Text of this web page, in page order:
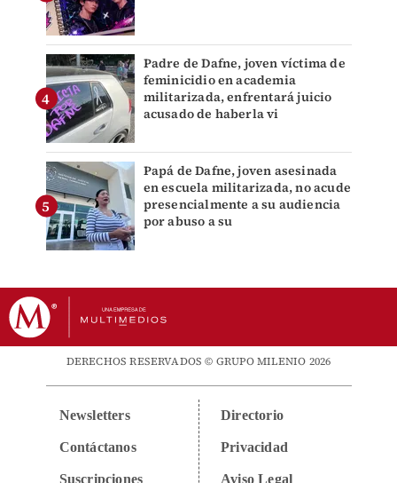
Padre de Dafne, joven víctima de
feminicidio en academia
militarizada, enfrentará juicio
acusado de haberla vi
Papá de Dafne, joven asesinada
en escuela militarizada, no acude
presencialmente a su audiencia
por abuso a su
DERECHOS RESERVADOS © GRUPO MILENIO 2026